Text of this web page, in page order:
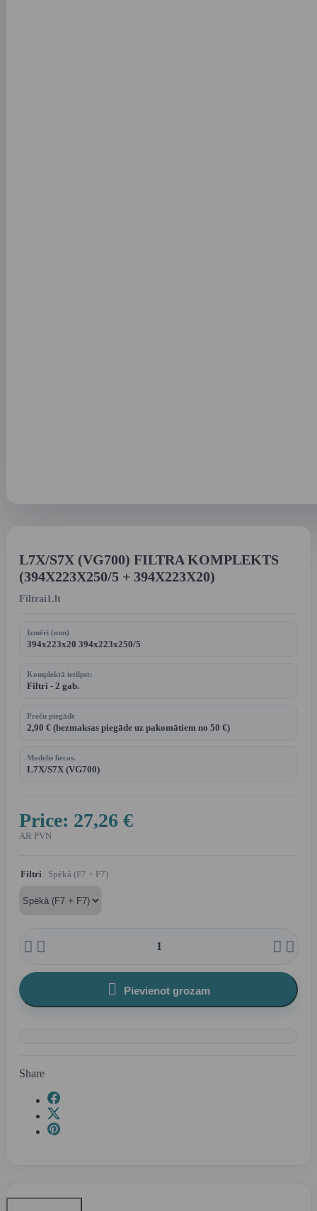
L7X/S7X (VG700) FILTRA KOMPLEKTS
(394X223X250/5 + 394X223X20)
Filtrai1.lt
Izmēri (mm)
394x223x20 394x223x250/5
Komplektā ietilpst:
Filtri - 2 gab.
Preču piegāde
2,90 € (bezmaksas piegāde uz pakomātiem no 50 €)
Modelis liecas.
L7X/S7X (VG700)
Price: 27,26 €
AR PVN
Filtri : Spēkā (F7 + F7)
   
 Pievienot grozam
Share